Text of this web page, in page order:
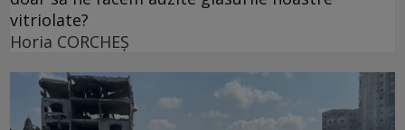
vitriolate?
Horia CORCHEŞ